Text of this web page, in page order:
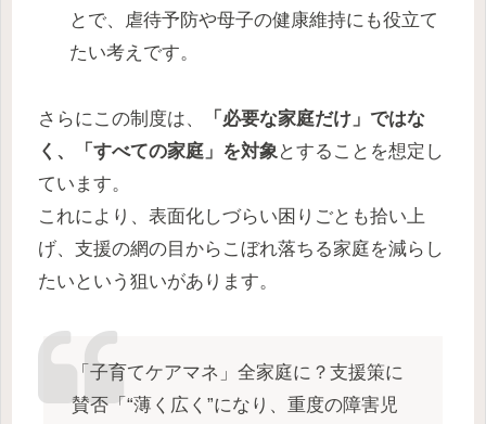
とで、虐待予防や母子の健康維持にも役立て
たい考えです。
さらにこの制度は、
「必要な家庭だけ」ではな
く、「すべての家庭」を対象とすることを想定し
ています。
これにより、表面化しづらい困りごとも拾い上
げ、支援の網の目からこぼれ落ちる家庭を減らし
たいという狙いがあります。
「子育てケアマネ」全家庭に？支援策に
賛否「“薄く広く”になり、重度の障害児